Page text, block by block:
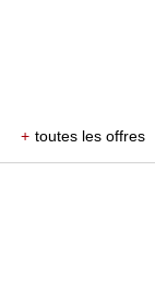
+ toutes les offres